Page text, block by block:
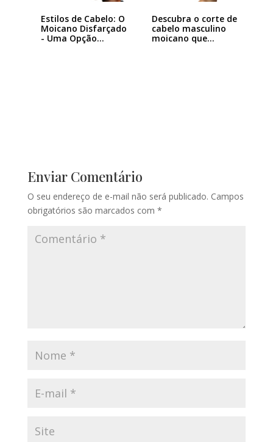
Estilos de Cabelo: O
Moicano Disfarçado
- Uma Opção…
Descubra o corte de
cabelo masculino
moicano que…
Enviar Comentário
O seu endereço de e-mail não será publicado. Campos
obrigatórios são marcados com *